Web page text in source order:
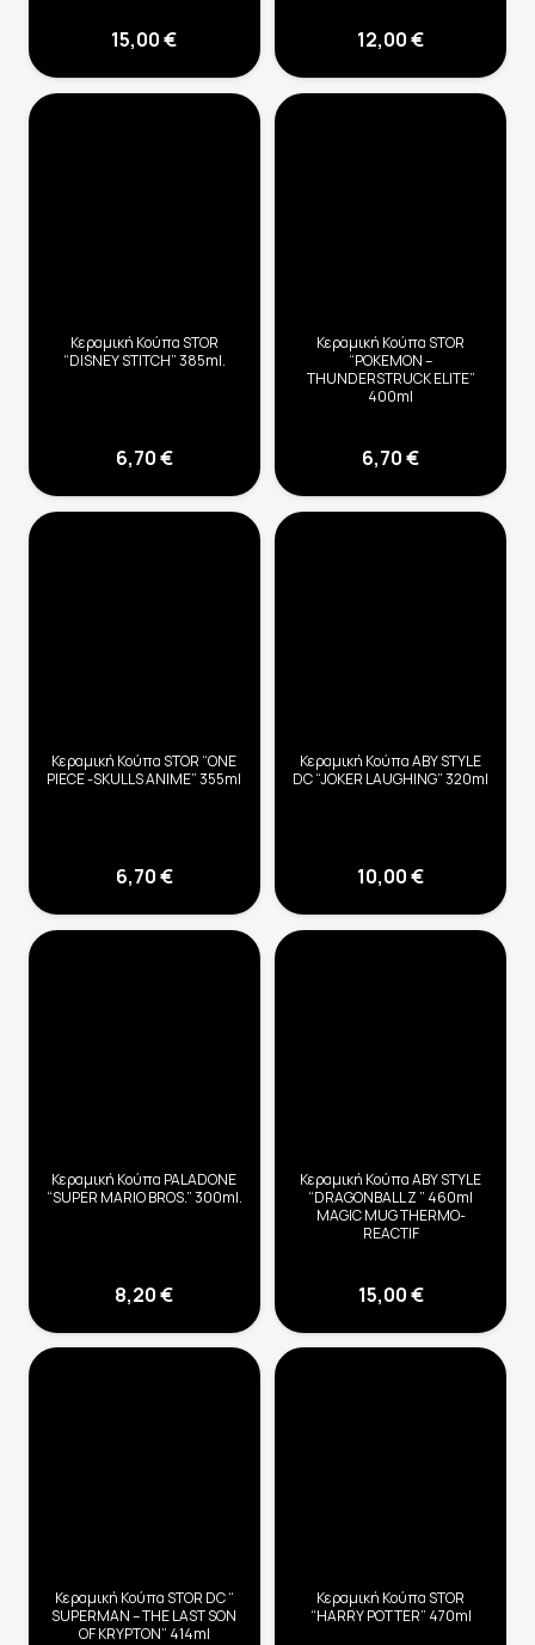
15,00€ 12,00€
Κεραμική Κούπα STOR
“DISNEY STITCH” 385ml.
6,70€
Κεραμική Κούπα STOR
“POKEMON –
THUNDERSTRUCK ELITE”
400ml
6,70€
Κεραμική Κούπα STOR “ONE
PIECE -SKULLS ANIME” 355ml
6,70€
Κεραμική Κούπα ABY STYLE
DC “JOKER LAUGHING” 320ml
10,00€
Κεραμική Κούπα PALADONE
“SUPER MARIO BROS.” 300ml.
8,20€
Κεραμική Κούπα ABY STYLE
“DRAGONBALL Z ” 460ml
MAGIC MUG THERMO-
REACTIF
15,00€
Κεραμική Κούπα STOR DC “
SUPERMAN – THE LAST SON
OF KRYPTON” 414ml
Κεραμική Κούπα STOR
“HARRY POTTER” 470ml